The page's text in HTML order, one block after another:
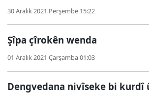
30 Aralık 2021 Perşembe 15:22
Şîpa çîrokên wenda
01 Aralık 2021 Çarşamba 01:03
Dengvedana nivîseke bi kurdî